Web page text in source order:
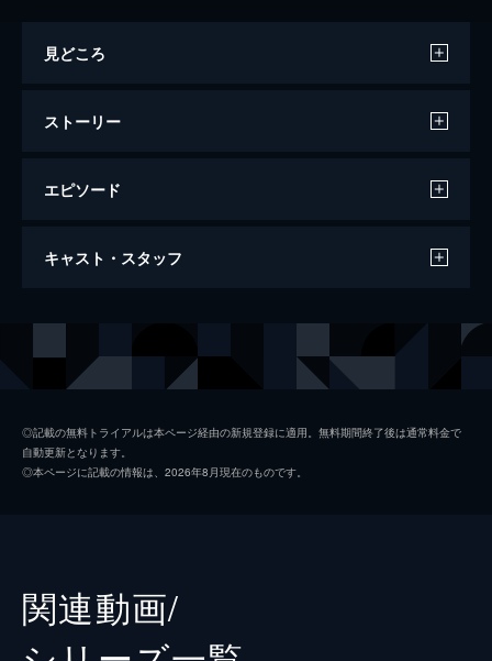
見どころ
ストーリー
エピソード
ともたび。#1「夢奈瑠音＆佳城葵」
キャスト・スタッフ
◎記載の無料トライアルは本ページ経由の新規登録に適用。無料期間終了後は通常料金で
自動更新となります。
◎本ページに記載の情報は、2026年8月現在のものです。
関連動画/